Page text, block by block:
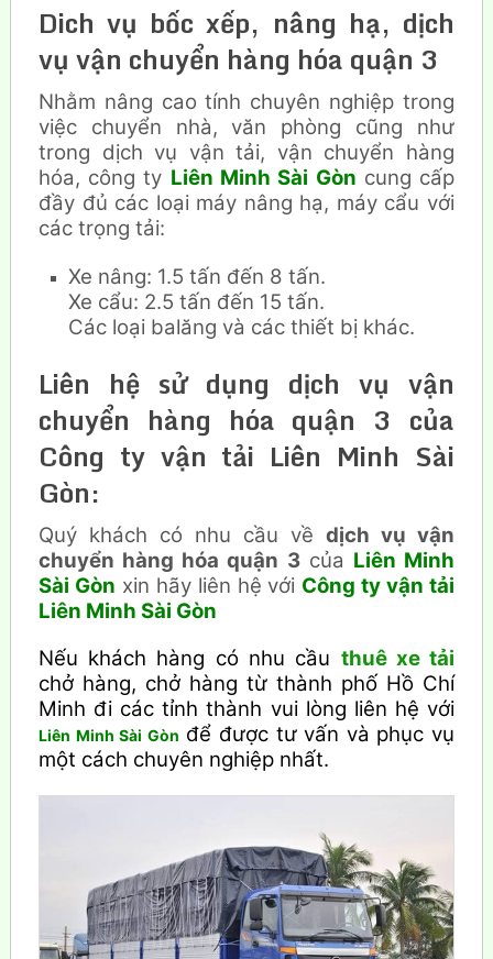
Dich vụ bốc xếp, nâng hạ, dịch
vụ vận chuyển hàng hóa quận 3
Nhằm nâng cao tính chuyên nghiệp trong
việc chuyển nhà, văn phòng cũng như
trong dịch vụ vận tải, vận chuyển hàng
hóa, công ty Liên Minh Sài Gòn cung cấp
đầy đủ các loại máy nâng hạ, máy cẩu với
các trọng tải:
Xe nâng: 1.5 tấn đến 8 tấn.
Xe cẩu: 2.5 tấn đến 15 tấn.
Các loại balăng và các thiết bị khác.
Liên hệ sử dụng dịch vụ vận
chuyển hàng hóa quận 3 của
Công ty vận tải Liên Minh Sài
Gòn:
Quý khách có nhu cầu vềdịch vụ vận
chuyển hàng hóa quận 3của Liên Minh
Sài Gòn xin hãy liên hệ với Công ty vận tải
Liên Minh Sài Gòn
Nếu khách hàng có nhu cầu thuê xe tải
chở hàng, chở hàng từ thành phố Hồ Chí
Minh đi các tỉnh thành vui lòng liên hệ với
Liên Minh Sài Gòn để được tư vấn và phục vụ
một cách chuyên nghiệp nhất.